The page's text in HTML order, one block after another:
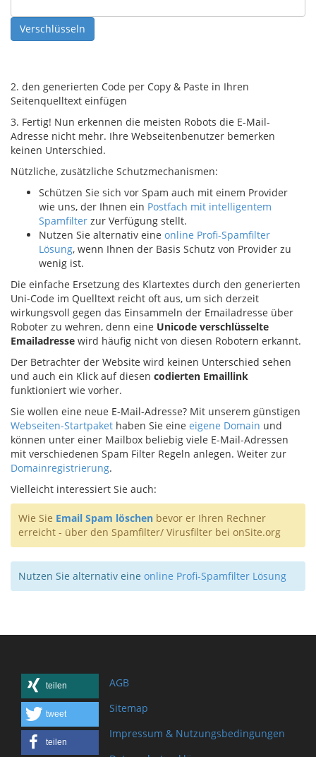
2. den generierten Code per Copy & Paste in Ihren
Seitenquelltext einfügen
3. Fertig! Nun erkennen die meisten Robots die E-Mail-
Adresse nicht mehr. Ihre Webseitenbenutzer bemerken
keinen Unterschied.
Nützliche, zusätzliche Schutzmechanismen:
Schützen Sie sich vor Spam auch mit einem Provider
wie uns, der Ihnen ein Postfach mit intelligentem
Spamfilter zur Verfügung stellt.
Nutzen Sie alternativ eine online Profi-Spamfilter
Lösung, wenn Ihnen der Basis Schutz von Provider zu
wenig ist.
Die einfache Ersetzung des Klartextes durch den generierten
Uni-Code im Quelltext reicht oft aus, um sich derzeit
wirkungsvoll gegen das Einsammeln der Emailadresse über
Roboter zu wehren, denn eine Unicode verschlüsselte
Emailadresse wird häufig nicht von diesen Robotern erkannt.
Der Betrachter der Website wird keinen Unterschied sehen
und auch ein Klick auf diesen codierten Emaillink
funktioniert wie vorher.
Sie wollen eine neue E-Mail-Adresse? Mit unserem günstigen
Webseiten-Startpaket haben Sie eine eigene Domain und
können unter einer Mailbox beliebig viele E-Mail-Adressen
mit verschiedenen Spam Filter Regeln anlegen. Weiter zur
Domainregistrierung.
Vielleicht interessiert Sie auch:
Wie Sie Email Spam löschen bevor er Ihren Rechner
erreicht - über den Spamfilter/ Virusfilter bei onSite.org
Nutzen Sie alternativ eine online Profi-Spamfilter Lösung
teilen
tweet
teilen
AGB
Sitemap
Impressum & Nutzungsbedingungen